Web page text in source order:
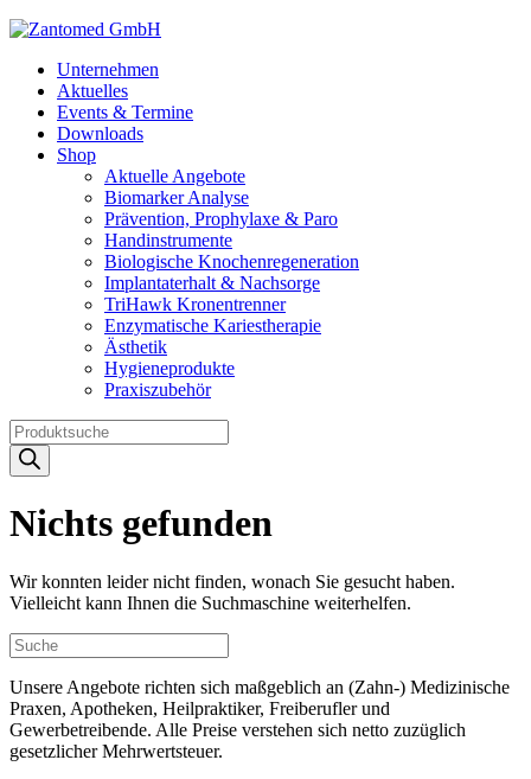
Unternehmen
Aktuelles
Events & Termine
Downloads
Shop
Aktuelle Angebote
Biomarker Analyse
Prävention, Prophylaxe & Paro
Handinstrumente
Biologische Knochenregeneration
Implantaterhalt & Nachsorge
TriHawk Kronentrenner
Enzymatische Kariestherapie
Ästhetik
Hygieneprodukte
Praxiszubehör
Products
search
Nichts gefunden
Wir konnten leider nicht finden, wonach Sie gesucht haben.
Vielleicht kann Ihnen die Suchmaschine weiterhelfen.
Unsere Angebote richten sich maßgeblich an (Zahn-) Medizinische
Praxen, Apotheken, Heilpraktiker, Freiberufler und
Gewerbetreibende. Alle Preise verstehen sich netto zuzüglich
gesetzlicher Mehrwertsteuer.